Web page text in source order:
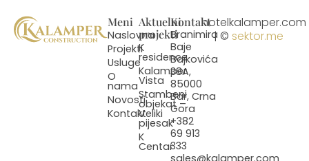
Meni
Naslovna
Projekti
Usluge
O
nama
Novosti
Kontakt
Aktuelni
projekti
K
residence
Kalamper
Vista
Stambeni
objekat –
Veliki
pijesak
K
Centar
Kontakt
Branimira
Baje
Bajkovića
38A,
85000
Bar, Crna
Gora
+382
69 913
333
sales@kalamper.com
hotelkalamper.com
| © sektor.me